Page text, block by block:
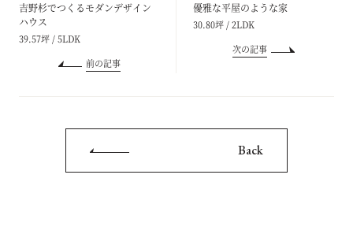
吉野杉でつくるモダンデザイン
ハウス
39.57坪 / 5LDK
前の記事
優雅な平屋のような家
30.80坪 / 2LDK
次の記事
Back